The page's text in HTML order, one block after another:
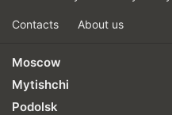
Contacts About us
Moscow
Mytishchi
Podolsk